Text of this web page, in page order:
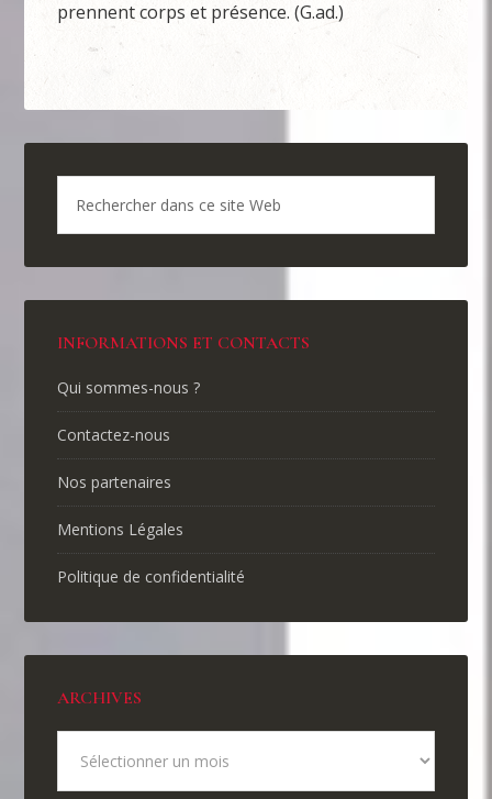
prennent corps et présence. (G.ad.)
INFORMATIONS ET CONTACTS
Qui sommes-nous ?
Contactez-nous
Nos partenaires
Mentions Légales
Politique de confidentialité
ARCHIVES